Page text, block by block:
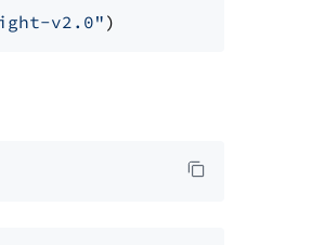
v2.0"